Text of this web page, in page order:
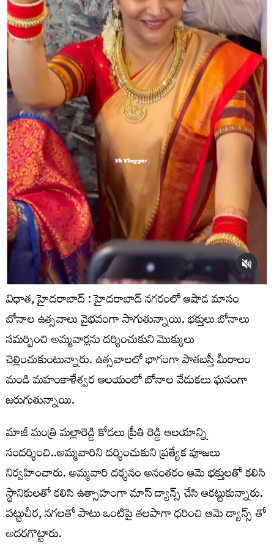
విధాత, హైదరాబాద్ : హైదరాబాద్ నగరంలో ఆషాడ మాసం
బోనాల ఉత్సవాలు వైభవంగా సాగుతున్నాయి. భక్తులు బోనాలు
సమర్పించి అమ్మవార్లను దర్శించుకుని మొక్కులు
చెల్లించుకుంటున్నారు. ఉత్సవాలలో భాగంగా పాతబస్తీ మీరాలం
మండి మహంకాళేశ్వర ఆలయంలో బోనాల వేడుకలు ఘనంగా
జరుగుతున్నాయి.
మాజీ మంత్రి మల్లారెడ్డి కోడలు ప్రీతి రెడ్డి ఆలయాన్ని
సందర్శించి..అమ్మవారిని దర్శించుకుని ప్రత్యేక పూజలు
నిర్వహించారు. అమ్మవారి దర్శనం అనంతరం ఆమె భక్తులతో కలిసి
స్థానికులతో కలిసి ఉత్సాహంగా మాస్ డ్యాన్స్ చేసి ఆకట్టుకున్నారు.
పట్టుచీర, నగలతో పాటు ఒంటిపై తలపాగా ధరించి ఆమె డ్యాన్స్ తో
అదరగొట్టారు.